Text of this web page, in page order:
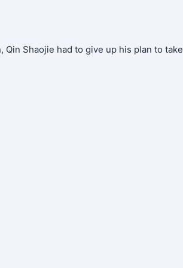
Qin Shaojie had to give up his plan to take